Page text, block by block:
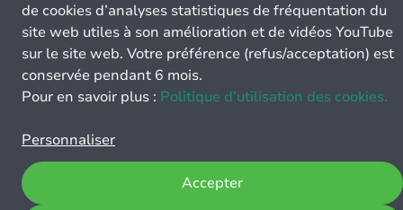
de cookies d’analyses statistiques de fréquentation du
site web utiles à son amélioration et de vidéos YouTube
sur le site web. Votre préférence (refus/acceptation) est
conservée pendant 6 mois.
Pour en savoir plus : Politique d’utilisation des cookies.
Personnaliser
Accepter